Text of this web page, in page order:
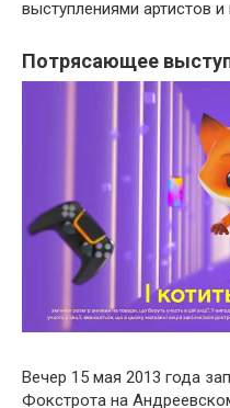
выступлениями артистов
Потрясающее
Вечер 15 мая 2013 года
Фокстрота на